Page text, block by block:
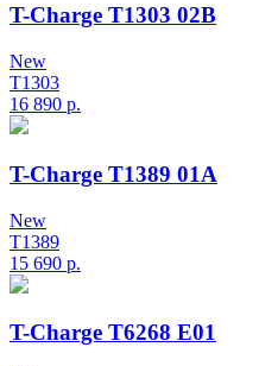
T-Charge T1303 02B
New
T1303
16 890 р.
T-Charge T1389 01A
New
T1389
15 690 р.
T-Charge T6268 E01